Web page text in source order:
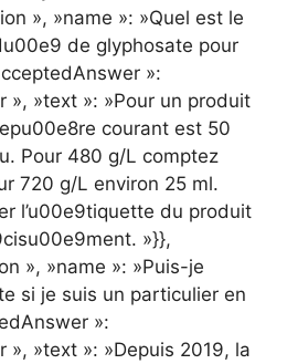
», »name »: »Quel est le
de glyphosate pour
»:
», »text »: »Pour un produit
courant est 50
Pour 480 g/L comptez
720 g/L environ 25 ml.
l’u00e9tiquette du produit
»}},
», »name »: »Puis-je
si je suis un particulier en
»:
», »text »: »Depuis 2019, la